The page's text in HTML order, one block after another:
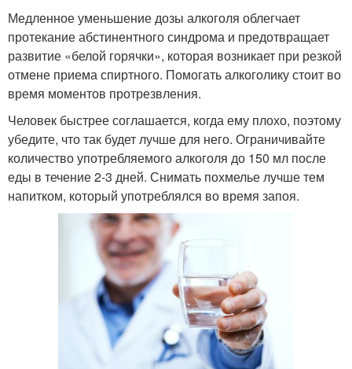
Медленное уменьшение дозы алкоголя облегчает
протекание абстинентного синдрома и предотвращает
развитие «белой горячки», которая возникает при резкой
отмене приема спиртного. Помогать алкоголику стоит во
время моментов протрезвления.
Человек быстрее соглашается, когда ему плохо, поэтому
убедите, что так будет лучше для него. Ограничивайте
количество употребляемого алкоголя до 150 мл после
еды в течение 2-3 дней. Снимать похмелье лучше тем
напитком, который употреблялся во время запоя.